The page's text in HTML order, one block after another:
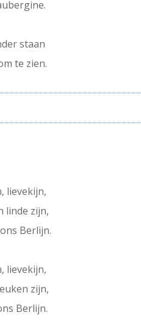
staan
te zien.
lievekijn,
linde zijn,
Berlijn.
lievekijn,
zijn,
Berlijn.